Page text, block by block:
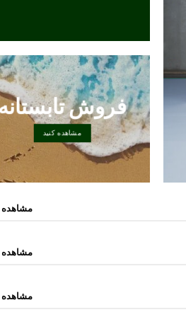
فروش
مشاهده کنید
مشاهده
مشاهده
مشاهده